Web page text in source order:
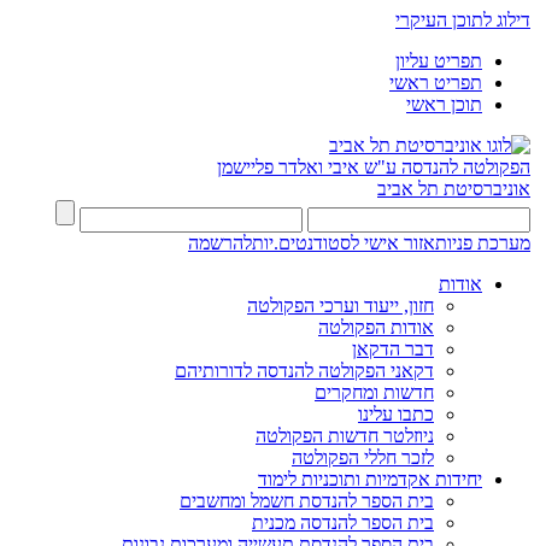
דילוג לתוכן העיקרי
תפריט עליון
תפריט ראשי
תוכן ראשי
הפקולטה להנדסה ע"ש איבי ואלדר פליישמן
אוניברסיטת תל אביב
מערכת פניותאזור אישי לסטודנטים.יותלהרשמה
אודות
חזון, ייעוד וערכי הפקולטה
אודות הפקולטה
דבר הדקאן
דקאני הפקולטה להנדסה לדורותיהם
חדשות ומחקרים
כתבו עלינו
ניוזלטר חדשות הפקולטה
לזכר חללי הפקולטה
יחידות אקדמיות ותוכניות לימוד
בית הספר להנדסת חשמל ומחשבים
בית הספר להנדסה מכנית